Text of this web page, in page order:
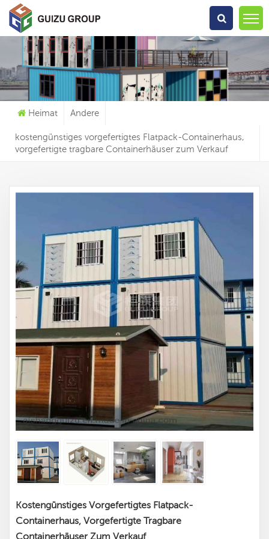
Wonach Suchst Du?
Heimat Andere
kostengünstiges vorgefertigtes Flatpack-Containerhaus,
vorgefertigte tragbare Containerhäuser zum Verkauf
Kostengünstiges Vorgefertigtes Flatpack-
Containerhaus, Vorgefertigte Tragbare
Containerhäuser Zum Verkauf